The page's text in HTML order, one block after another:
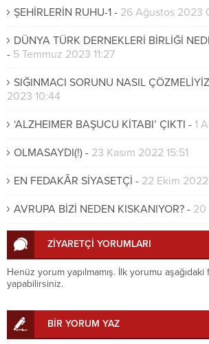
ŞEHİRLERİN RUHU-1 - 26 Ağustos 2023
DÜNYA TÜRK DERNEKLERİ BİRLİĞİ
- 5 Temmuz 2023 11:27
SIĞINMACI SORUNU NASIL
2023 10:44
‘ALZHEIMER BAŞUCU KİTABI’ ÇIKTI - 1
OLMASAYDI(!) - 23 Kasım 2022 15:51
EN FEDAKÂR SİYASETÇİ - 22 Ekim 2022
AVRUPA BİZİ NEDEN KISKANIYOR? - 20
ZİYARETÇİ YORUMLARI
Henüz yorum yapılmamış. İlk yorumu aşağıdaki
yapabilirsiniz.
BİR YORUM YAZ